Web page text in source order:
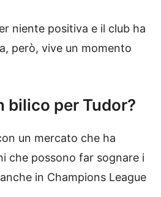
niente positiva e il club ha
però, vive un momento
per Tudor?
un mercato che ha
che possono far sognare i
in Champions League